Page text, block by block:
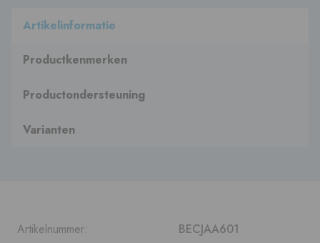
Artikelinformatie
Productkenmerken
Productondersteuning
Varianten
Artikelnummer:
BECJAA601